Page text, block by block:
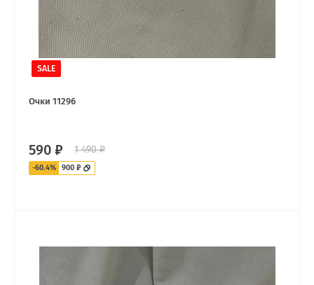
SALE
Очки 11296
590 ₽ 1 490 ₽
-60.4% 900 ₽